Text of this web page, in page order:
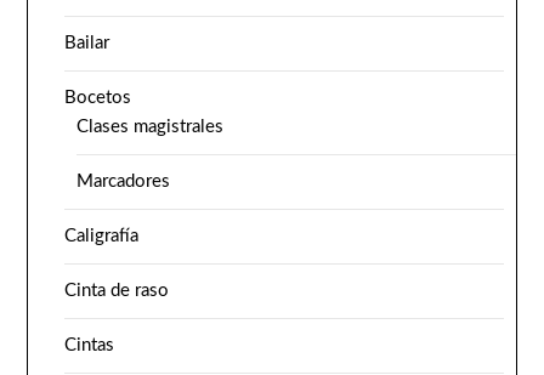
Bailar
Bocetos
Clases magistrales
Marcadores
Caligrafía
Cinta de raso
Cintas